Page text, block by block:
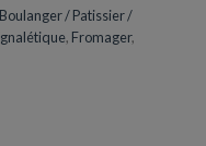
Boulanger / Patissier /
, Fromager,